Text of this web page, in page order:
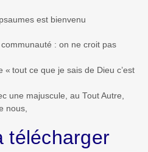
est bienvenu
: on ne croit pas
« tout ce que je sais de Dieu c’est
une majuscule, au Tout Autre,
nous,
télécharger